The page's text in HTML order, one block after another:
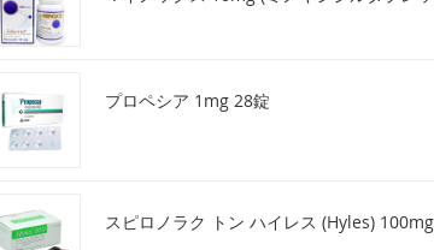
プロペシア 1mg 28錠
スピロノラク トン ハイレス (Hyles)